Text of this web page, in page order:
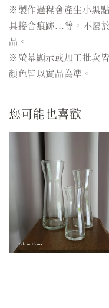
※製作過程會產生小黑
具接合痕跡...等，不屬
品。
※螢幕顯示或加工批次
顏色皆以實品為準。
您可能也喜歡